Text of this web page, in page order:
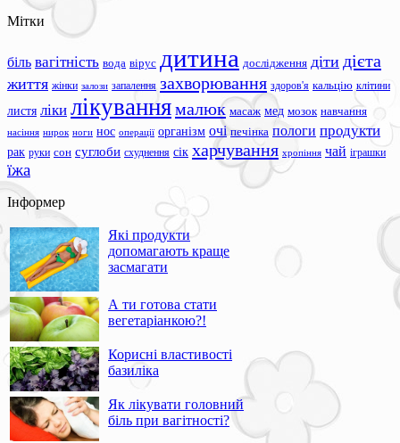
Мітки
біль вагітність вода вірус дитина дослідження діти дієта
життя жінки залози запалення захворювання здоров'я кальцію клітини
листя ліки лікуваннямалюк масаж мед мозок навчання
насіння нирок ноги нос операції організм очі печінка пологи продукти
рак руки сон суглоби схуднення сік харчування хропіння чай іграшки
їжа
Інформер
Які продукти
допомагають краще
засмагати
А ти готова стати
вегетаріанкою?!
Корисні властивості
базиліка
Як лікувати головний
біль при вагітності?